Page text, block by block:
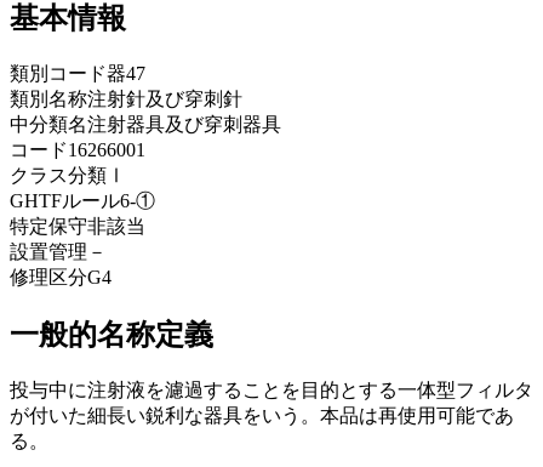
基本情報
類別コード器47
類別名称注射針及び穿刺針
中分類名注射器具及び穿刺器具
コード16266001
クラス分類 Ⅰ
GHTFルール6-①
特定保守非該当
設置管理 －
修理区分G4
一般的名称定義
投与中に注射液を濾過することを目的とする一体型フィルタ
が付いた細長い鋭利な器具をいう。本品は再使用可能であ
る。